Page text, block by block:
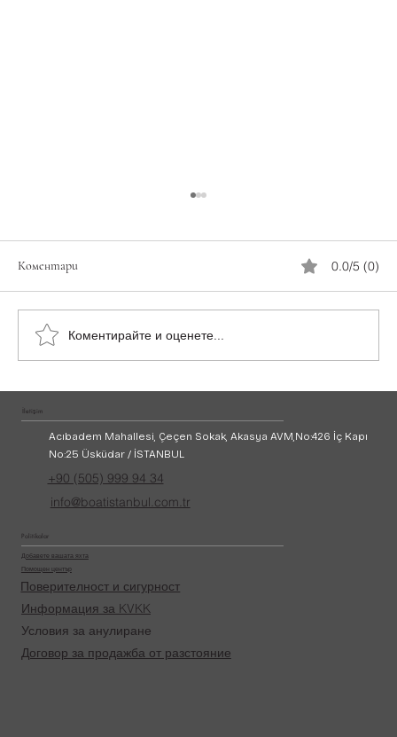
Коментари 0.0/5 (0)
Коментирайте и оценете...
İletişim
Acıbadem Mahallesi, Çeçen Sokak, Akasya AVM,No:426 İç Kapı
No:25 Üsküdar / İSTANBUL
+90 (505) 999 94 34
info@boatistanbul.com.tr
Politikalar
Добавете вашата яхта
Помощен център
Поверителност и сигурност
Информация за KVKK
Условия за анулиране
Договор за продажба от разстояние